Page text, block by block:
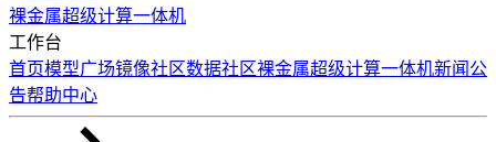
裸金属超级计算一体机
工作台
首页模型广场镜像社区数据社区裸金属超级计算一体机新闻公
告帮助中心